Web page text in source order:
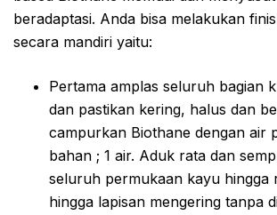
beradaptasi. Anda bisa melakukan
secara mandiri yaitu:
Pertama amplas seluruh bagian
dan pastikan kering, halus dan
campurkan Biothane dengan air
bahan ; 1 air. Aduk rata dan
seluruh permukaan kayu hingga
hingga lapisan mengering tanpa